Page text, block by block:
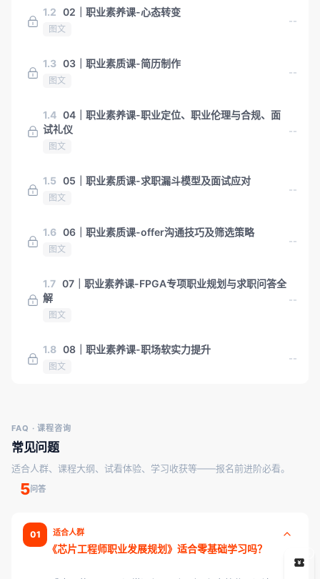
1.2 02｜职业素养课-心态转变
图文
--
1.3 03｜职业素质课-简历制作
图文
--
1.4 04｜职业素养课-职业定位、职业伦理与合规、面
试礼仪
图文
--
1.5 05｜职业素质课-求职漏斗模型及面试应对
图文
--
1.6 06｜职业素质课-offer沟通技巧及筛选策略
图文
--
1.7 07｜职业素养课-FPGA专项职业规划与求职问答全
解
图文
--
1.8 08｜职业素养课-职场软实力提升
图文
--
FAQ · 课程咨询
常见问题
适合人群、课程大纲、试看体验、学习收获等——报名前进阶必看。
5问答
01 适合人群
《芯片工程师职业发展规划》适合零基础学习吗？